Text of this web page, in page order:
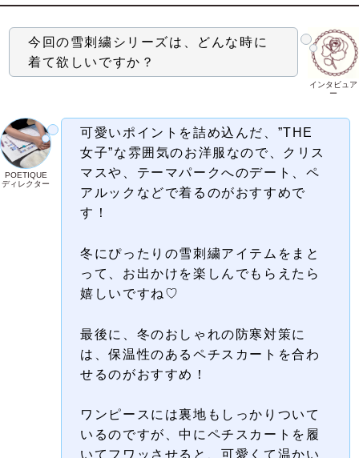
インタビュア
ー
今回の雪刺繍シリーズは、どんな時に
着て欲しいですか？
POETIQUE
ディレクター
可愛いポイントを詰め込んだ、”THE
女子”な雰囲気のお洋服なので、クリス
マスや、テーマパークへのデート、ペ
アルックなどで着るのがおすすめで
す！
冬にぴったりの雪刺繍アイテムをまと
って、お出かけを楽しんでもらえたら
嬉しいですね♡
最後に、冬のおしゃれの防寒対策に
は、保温性のあるペチスカートを合わ
せるのがおすすめ！
ワンピースには裏地もしっかりついて
いるのですが、中にペチスカートを履
いてフワッさせると、可愛くて温かい